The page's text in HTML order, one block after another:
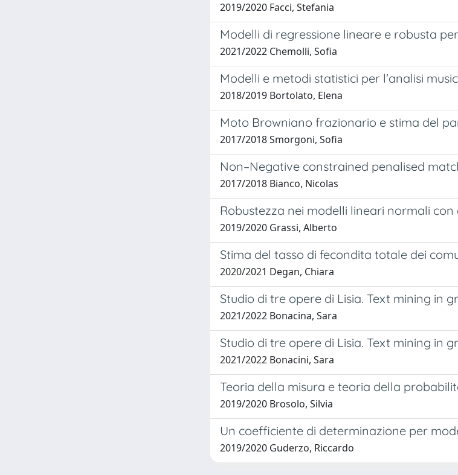
2019/2020 Facci, Stefania
Modelli di regressione lineare e robusta
2021/2022 Chemolli, Sofia
Modelli e metodi statistici per l'analisi
2018/2019 Bortolato, Elena
Moto Browniano frazionario e stima del
2017/2018 Smorgoni, Sofia
Non–Negative constrained penalised
2017/2018 Bianco, Nicolas
Robustezza nei modelli lineari normali
2019/2020 Grassi, Alberto
Stima del tasso di fecondita totale dei
2020/2021 Degan, Chiara
Studio di tre opere di Lisia. Text mining in
2021/2022 Bonacina, Sara
Studio di tre opere di Lisia. Text mining in
2021/2022 Bonacini, Sara
Teoria della misura e teoria della
2019/2020 Brosolo, Silvia
Un coefficiente di determinazione per
2019/2020 Guderzo, Riccardo